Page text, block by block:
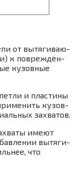
от вытя­ги­ва­ю­
к повре­ждён­
кузов­ные
и пла­сти­ны
кузов­
захватов.
име­ют
вытя­ги­
что